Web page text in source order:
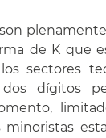
de K que
sectores
dígitos